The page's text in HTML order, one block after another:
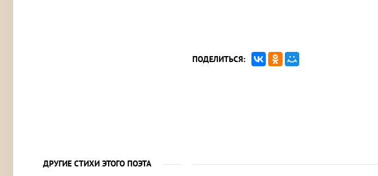
ПОДЕЛИТЬСЯ:
ДРУГИЕ СТИХИ ЭТОГО ПОЭТА